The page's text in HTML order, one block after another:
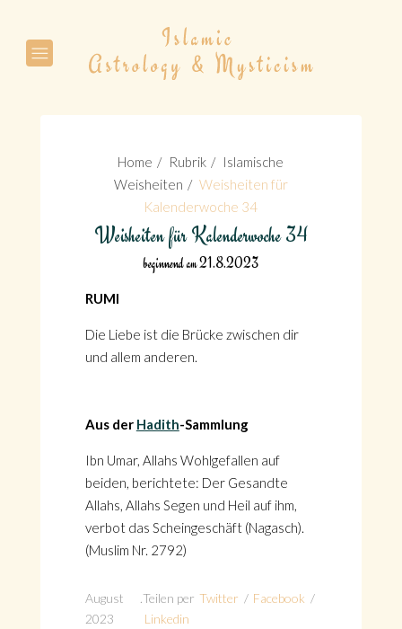
Home Rubrik
Islamische
Weisheiten
Weisheiten für
Kalenderwoche 34
Weisheiten für Kalenderwoche 34
beginnend am 21.8.2023
RUMI
Die Liebe ist die Brücke zwischen dir
und allem anderen.
Aus der Hadith-Sammlung
Ibn Umar, Allahs Wohlgefallen auf
beiden, berichtete: Der Gesandte
Allahs, Allahs Segen und Heil auf ihm,
verbot das Scheingeschäft (Nagasch).
(Muslim Nr. 2792)
August
2023
Teilen per Twitter / Facebook /
Linkedin